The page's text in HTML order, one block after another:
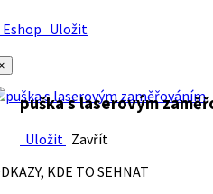
Uložit
puška s laserovým
Uložit Zavřít
KDE TO SEHNAT